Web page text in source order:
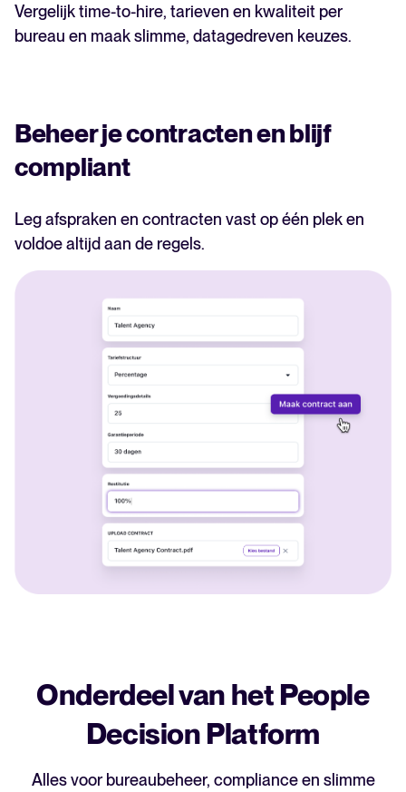
Vergelijk time-to-hire, tarieven en kwaliteit per
bureau en maak slimme, datagedreven keuzes.
Beheer je contracten en blijf
compliant
Leg afspraken en contracten vast op één plek en
voldoe altijd aan de regels.
Onderdeel van het People
Decision Platform
Alles voor bureaubeheer, compliance en slimme